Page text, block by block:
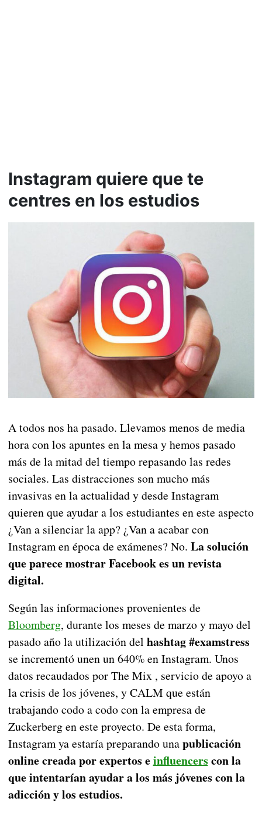
Instagram quiere que te
centres en los estudios
A todos nos ha pasado. Llevamos menos de media
hora con los apuntes en la mesa y hemos pasado
más de la mitad del tiempo repasando las redes
sociales. Las distracciones son mucho más
invasivas en la actualidad y desde Instagram
quieren que ayudar a los estudiantes en este aspecto
¿Van a silenciar la app? ¿Van a acabar con
Instagram en época de exámenes? No. La solución
que parece mostrar Facebook es un revista
digital.
Según las informaciones provenientes de
Bloomberg, durante los meses de marzo y mayo del
pasado año la utilización del hashtag #examstress
se incrementó unen un 640% en Instagram. Unos
datos recaudados por The Mix , servicio de apoyo a
la crisis de los jóvenes, y CALM que están
trabajando codo a codo con la empresa de
Zuckerberg en este proyecto. De esta forma,
Instagram ya estaría preparando unapublicación
online creada por expertos einfluencers con la
que intentarían ayudar a los más jóvenes con la
adicción y los estudios.